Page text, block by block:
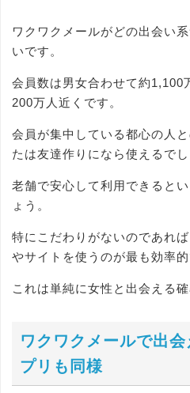
ワクワクメールがどの出会い
いです。
会員数は男女合わせて約1,100
200万人近くです。
会員が集中している都心の人
たは友達作りになら使えるでし
老舗で安心して利用できると
ょう。
特にこだわりがないのであれ
やサイトを使うのが最も効率的
これは単純に女性と出会える
ワクワクメールで出
プリも同様